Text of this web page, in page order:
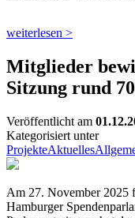
weiterlesen >
Mitglieder
Sitzung rund
Veröffentlicht am
Kategorisiert unter
ProjekteAktuelles
Am 27. November 2025
Hamburger